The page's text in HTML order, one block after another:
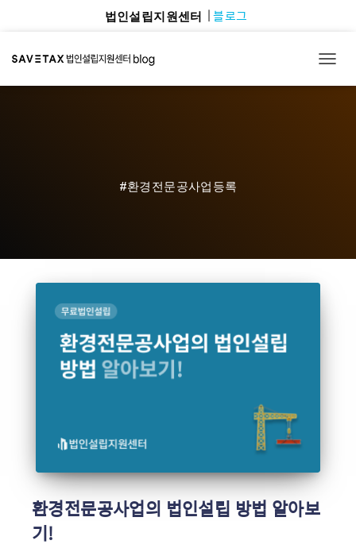
법인설립지원센터 블로그
#환경전문공사업등록
환경전문공사업의 법인설립 방법 알아보
기!